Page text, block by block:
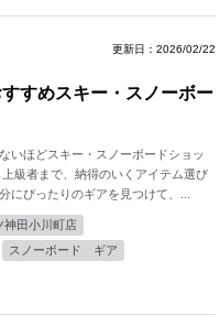
更新日：2026/02/22
すめスキー・スノーボー
いほどスキー・スノーボードショッ
級者まで、納得のいくアイテム選び
にぴったりのギアを見つけて、...
神田小川町店
スノーボード ギア